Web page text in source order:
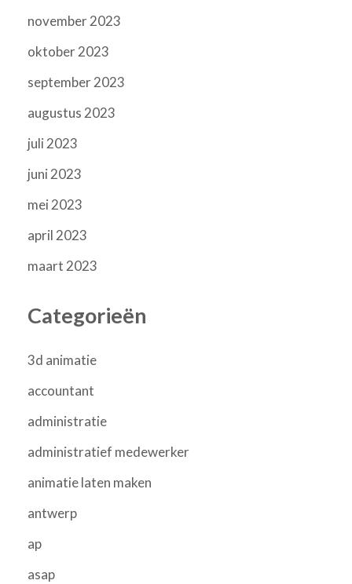
november 2023
oktober 2023
september 2023
augustus 2023
juli 2023
juni 2023
mei 2023
april 2023
maart 2023
Categorieën
3d animatie
accountant
administratie
administratief medewerker
animatie laten maken
antwerp
ap
asap